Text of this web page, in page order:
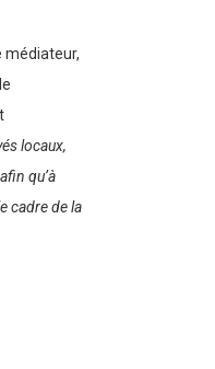
médiateur,
locaux,
qu’à
cadre de la